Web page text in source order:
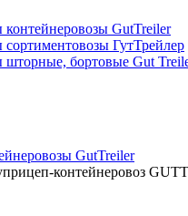
GutTreiler
ГутТрейлер
бортовые Gut
GutTreiler
контейнеровоз